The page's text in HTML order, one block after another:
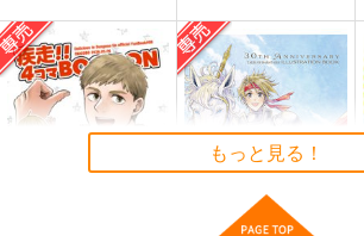
440円（税込）
オールキャラ
サンプル
クル
2,357円（税込）
斎藤一
サンプル
もっと見る！